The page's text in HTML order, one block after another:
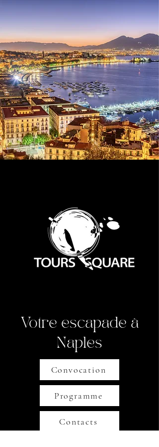
Votre escapade à
Naples
Convocation
Programme
Contacts